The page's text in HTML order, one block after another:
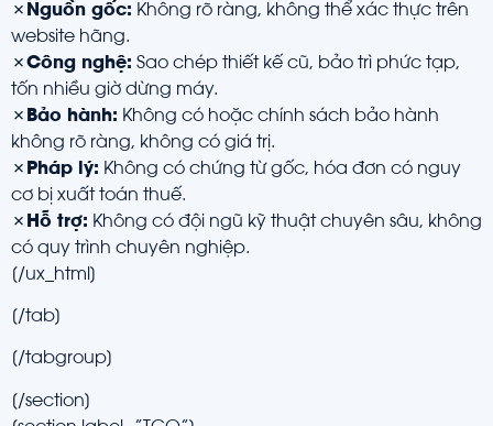
✗ Nguồn gốc: Không rõ ràng, không thể xác thực trên
website hãng.
✗Công nghệ: Sao chép thiết kế cũ, bảo trì phức tạp,
tốn nhiều giờ dừng máy.
✗ Bảo hành: Không có hoặc chính sách bảo hành
không rõ ràng, không có giá trị.
✗ Pháp lý: Không có chứng từ gốc, hóa đơn có nguy
cơ bị xuất toán thuế.
✗ Hỗ trợ: Không có đội ngũ kỹ thuật chuyên sâu, không
có quy trình chuyên nghiệp.
[/ux_html]
[/tab]
[/tabgroup]
[/section]